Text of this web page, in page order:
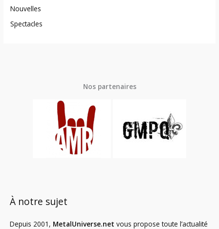
Nouvelles
Spectacles
Nos partenaires
À notre sujet
Depuis 2001, MetalUniverse.net vous propose toute l’actualité